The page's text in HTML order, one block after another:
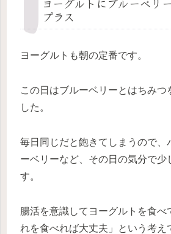
プラス
ヨーグルトも朝の定番です。
この日はブルーベリーとはちみつ
した。
毎日同じだと飽きてしまうので、
ーベリーなど、その日の気分で少
す。
腸活を意識してヨーグルトを食べ
れを食べれば大丈夫」という考え